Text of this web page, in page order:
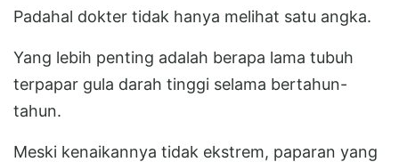
Padahal dokter tidak hanya melihat satu angka.
Yang lebih penting adalah berapa lama tubuh
terpapar gula darah tinggi selama bertahun-
tahun.
Meski kenaikannya tidak ekstrem, paparan yang